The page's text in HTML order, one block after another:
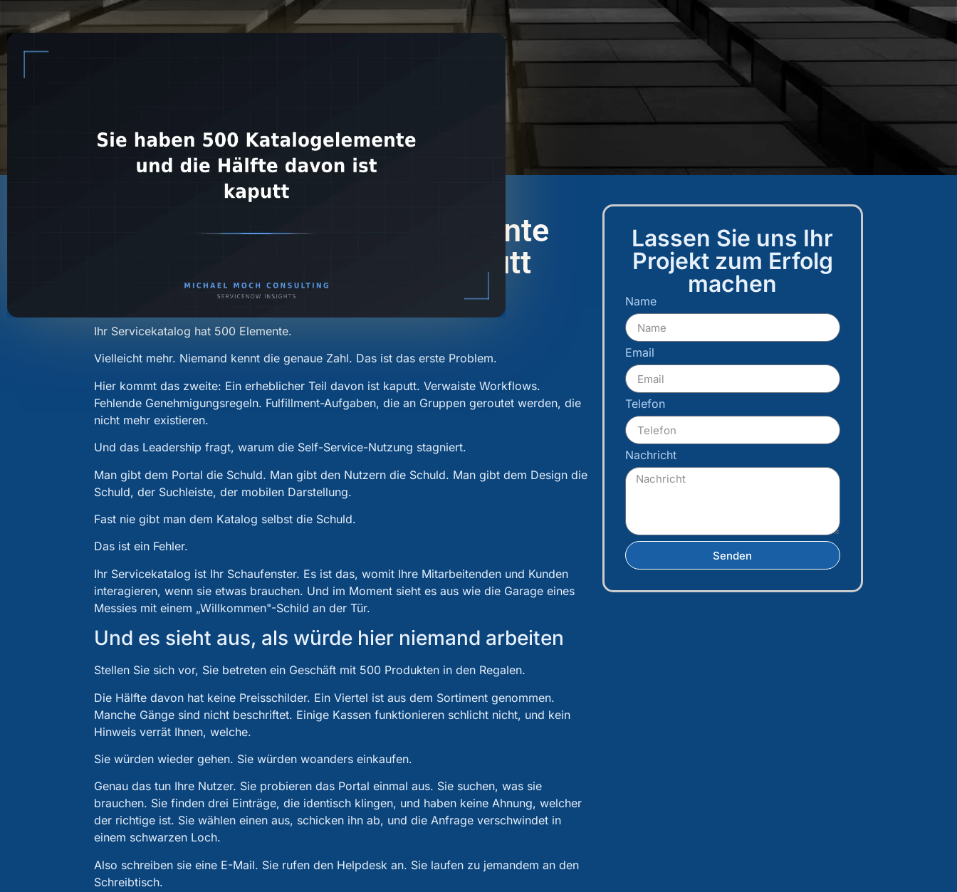
Home ServiceNow About Services
Sie haben 500 Katalogelemente
und die Hälfte davon ist kaputt
Ihr Katalog ist Ihr Schaufenster
Ihr Servicekatalog hat 500 Elemente.
Vielleicht mehr. Niemand kennt die genaue Zahl. Das ist das erste Problem.
Hier kommt das zweite: Ein erheblicher Teil davon ist kaputt. Verwaiste Workflows.
Fehlende Genehmigungsregeln. Fulfillment-Aufgaben, die an Gruppen geroutet werden, die
nicht mehr existieren.
Und das Leadership fragt, warum die Self-Service-Nutzung stagniert.
Man gibt dem Portal die Schuld. Man gibt den Nutzern die Schuld. Man gibt dem Design die
Schuld, der Suchleiste, der mobilen Darstellung.
Fast nie gibt man dem Katalog selbst die Schuld.
Das ist ein Fehler.
Ihr Servicekatalog ist Ihr Schaufenster. Es ist das, womit Ihre Mitarbeitenden und Kunden
interagieren, wenn sie etwas brauchen. Und im Moment sieht es aus wie die Garage eines
Messies mit einem „Willkommen"-Schild an der Tür.
Und es sieht aus, als würde hier niemand arbeiten
Stellen Sie sich vor, Sie betreten ein Geschäft mit 500 Produkten in den Regalen.
Die Hälfte davon hat keine Preisschilder. Ein Viertel ist aus dem Sortiment genommen.
Manche Gänge sind nicht beschriftet. Einige Kassen funktionieren schlicht nicht, und kein
Hinweis verrät Ihnen, welche.
Sie würden wieder gehen. Sie würden woanders einkaufen.
Genau das tun Ihre Nutzer. Sie probieren das Portal einmal aus. Sie suchen, was sie
brauchen. Sie finden drei Einträge, die identisch klingen, und haben keine Ahnung, welcher
der richtige ist. Sie wählen einen aus, schicken ihn ab, und die Anfrage verschwindet in
einem schwarzen Loch.
Also schreiben sie eine E-Mail. Sie rufen den Helpdesk an. Sie laufen zu jemandem an den
Schreibtisch.
Lassen Sie uns Ihr
Projekt zum Erfolg
machen
Name
Email
Telefon
Nachricht
Senden